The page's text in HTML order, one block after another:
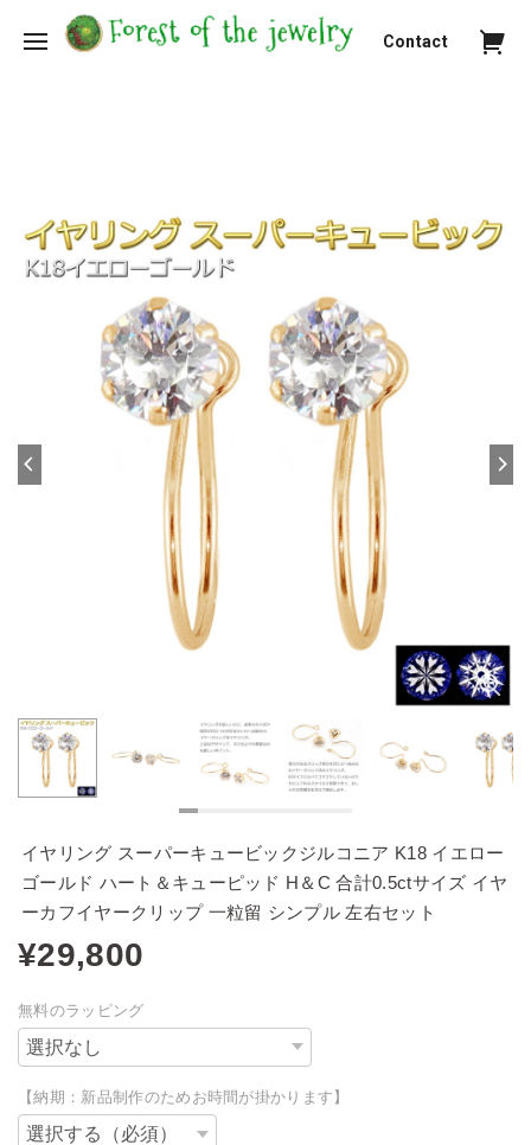
Contact
イヤリング スーパーキュービックジルコニア K18 イエロー
ゴールド ハート＆キューピッド H＆C 合計0.5ctサイズ イヤ
ーカフイヤークリップ 一粒留 シンプル 左右セット
¥29,800
無料のラッピング
【納期：新品制作のためお時間が掛かります】